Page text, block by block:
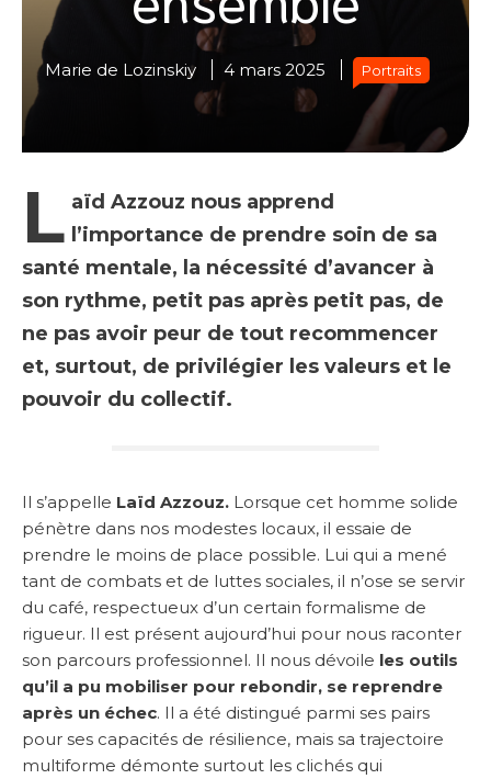
Marie de Lozinskiy 4 mars 2025 Portraits
L aïd Azzouz nous apprend
l’importance de prendre soin de sa
santé mentale, la nécessité d’avancer à
son rythme, petit pas après petit pas, de
ne pas avoir peur de tout recommencer
et, surtout, de privilégier les valeurs et le
pouvoir du collectif.
Il s’appelle Laïd Azzouz. Lorsque cet homme solide
pénètre dans nos modestes locaux, il essaie de
prendre le moins de place possible. Lui qui a mené
tant de combats et de luttes sociales, il n’ose se servir
du café, respectueux d’un certain formalisme de
rigueur. Il est présent aujourd’hui pour nous raconter
son parcours professionnel. Il nous dévoile les outils
qu’il a pu mobiliser pour rebondir, se reprendre
après un échec. Il a été distingué parmi ses pairs
pour ses capacités de résilience, mais sa trajectoire
multiforme démonte surtout les clichés qui